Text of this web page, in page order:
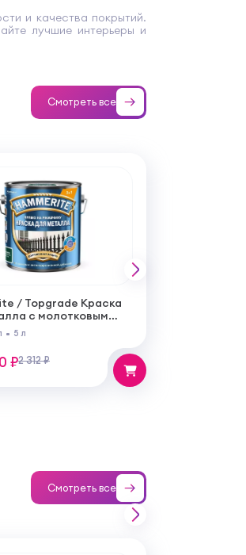
и качества покрытий.
лучшие интерьеры и
Смотреть все
/ Topgrade Краска
с молотковым
5 л
₽2 312 ₽
Смотреть все